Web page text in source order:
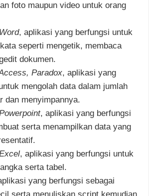
foto maupun video untuk orang
, aplikasi yang berfungsi untuk
seperti mengetik, membaca
dokumen.
Paradox, aplikasi yang
mengolah data dalam jumlah
dan menyimpannya.
, aplikasi yang berfungsi
serta menampilkan data yang
, aplikasi yang berfungsi untuk
serta tabel.
yang berfungsi sebagai